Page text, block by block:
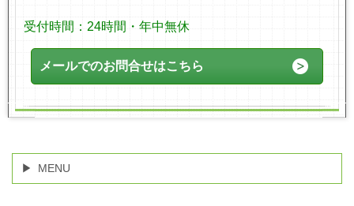
受付時間：24時間・年中無休
メールでのお問合せはこちら
MENU